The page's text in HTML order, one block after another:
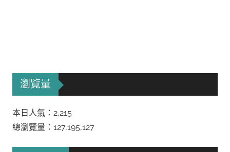
瀏覽量
本日人氣：2,215
總瀏覽量：127,195,127